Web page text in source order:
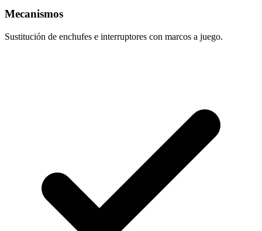
Mecanismos
Sustitución de enchufes e interruptores con marcos a juego.